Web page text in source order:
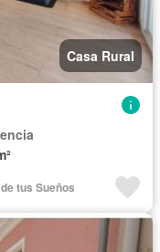
Casa Rural
tus Sueños